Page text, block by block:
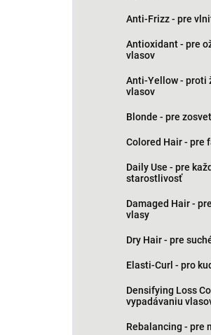
Anti-Frizz - pre
Antioxidant - pre
vlasov
Anti-Yellow - proti
vlasov
Blonde - pre
Colored Hair - pre
Daily Use - pre
starostlivosť
Damaged Hair -
vlasy
Dry Hair - pre
Elasti-Curl - pro
Densifying Loss
vypadávaniu
Rebalancing - pre